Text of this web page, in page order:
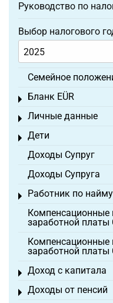
Руководство по
Выбор налогового
Семейное
Бланк EÜR
Toggle menu
Личные данные
Toggle menu
Дети
Toggle menu
Доходы Супруг
Доходы Супруга
Работник по найму
Toggle menu
заработной платы
заработной платы
Доход с капитала
Toggle menu
Доходы от пенсий
Toggle menu